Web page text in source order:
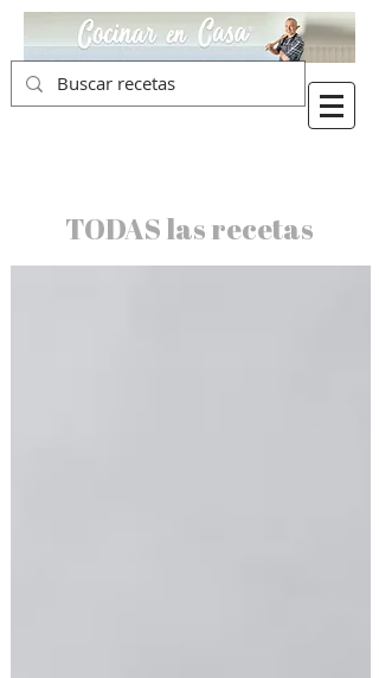
TODAS las recetas